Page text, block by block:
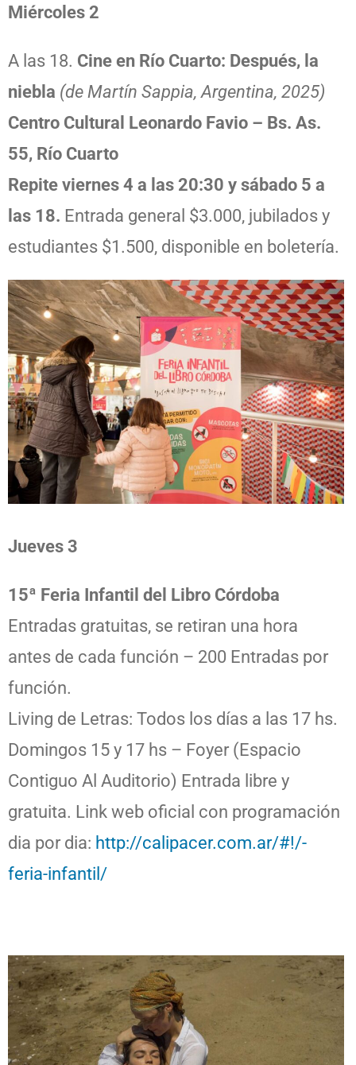
Miércoles 2
A las 18. Cine en Río Cuarto: Después, la
niebla (de Martín Sappia, Argentina, 2025)
Centro Cultural Leonardo Favio – Bs. As.
55, Río Cuarto
Repite viernes 4 a las 20:30 y sábado 5 a
las 18. Entrada general $3.000, jubilados y
estudiantes $1.500, disponible en boletería.
Jueves 3
15ª Feria Infantil del Libro Córdoba
Entradas gratuitas, se retiran una hora
antes de cada función – 200 Entradas por
función.
Living de Letras: Todos los días a las 17 hs.
Domingos 15 y 17 hs – Foyer (Espacio
Contiguo Al Auditorio) Entrada libre y
gratuita. Link web oficial con programación
dia por dia: http://calipacer.com.ar/#!/-
feria-infantil/